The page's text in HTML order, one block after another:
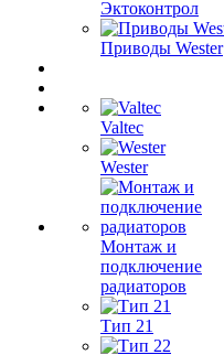
Эктоконтрол
Приводы Wester
Valtec
Wester
Монтаж и
подключение
радиаторов
Тип 21